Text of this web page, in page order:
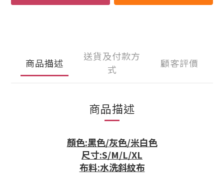
商品描述
送貨及付款方
式
顧客評價
商品描述
顏色:黑色/灰色/米白色
尺寸:S/M/L/XL
布料:水洗斜紋布